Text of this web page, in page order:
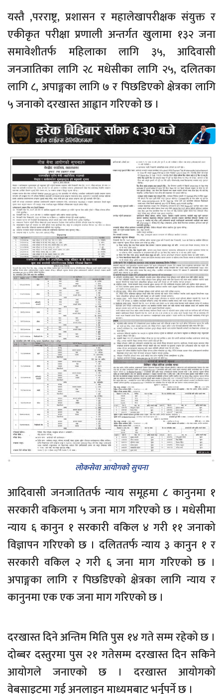
यस्तै ,परराष्ट्र, प्रशासन र महालेखापरीक्षक संयुक्त र
एकीकृत परीक्षा प्रणाली अन्तर्गत खुलामा १३२ जना
समावेशीतर्फ महिलाका लागि ३५, आदिवासी
जनजातिका लागि २८ मधेसीका लागि २५, दलितका
लागि ८, अपाङ्गका लागि ७ र पिछडिएको क्षेत्रका लागि
५ जनाको दरखास्त आह्वान गरिएको छ ।
लोकसेवा आयोगको सुचना
आदिवासी जनजातितर्फ न्याय समूहमा ८ कानुनमा १
सरकारी वकिलमा ५ जना माग गरिएको छ । मधेसीमा
न्याय ६ कानुन १ सरकारी वकिल ४ गरी ११ जनाको
विज्ञापन गरिएको छ । दलिततर्फ न्याय ३ कानुन १ र
सरकारी वकिल २ गरी ६ जना माग गरिएको छ ।
अपाङ्गका लागि र पिछडिएको क्षेत्रका लागि न्याय र
कानुनमा एक एक जना माग गरिएको छ ।
दरखास्त दिने अन्तिम मिति पुस १४ गते सम्म रहेको छ ।
दोब्बर दस्तुरमा पुस २१ गतेसम्म दरखास्त दिन सकिने
आयोगले जनाएको छ । दरखास्त आयोगको
वेबसाइटमा गई अनलाइन माध्यमबाट भर्नुपर्ने छ ।